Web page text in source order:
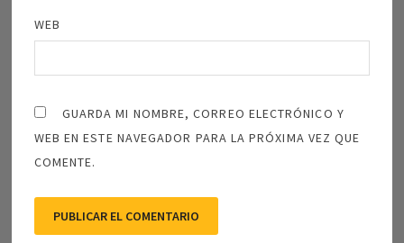
WEB
GUARDA MI NOMBRE, CORREO ELECTRÓNICO Y
WEB EN ESTE NAVEGADOR PARA LA PRÓXIMA VEZ QUE
COMENTE.